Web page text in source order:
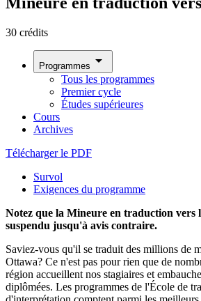
30 crédits
Programmes arrow_drop_down
Tous les programmes
Premier cycle
Études supérieures
Cours
Archives
Télécharger le PDF
Survol
Exigences du programme
Notez que la Mineure en traduction vers
suspendu jusqu'à avis contraire.
Saviez-vous qu'il se traduit des millions de
Ottawa? Ce n'est pas pour rien que de
région accueillent nos stagiaires et
diplômées. Les programmes de l'École de